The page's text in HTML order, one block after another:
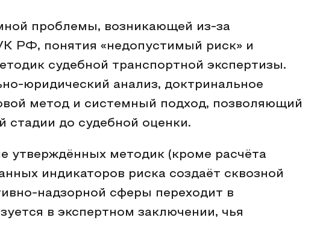
проблемы, возникающей из-за
РФ, понятия «недопустимый риск» и
судебной транспортной экспертизы.
юридический анализ, доктринальное
метод и системный подход, позволяющий
стадии до судебной оценки.
утверждённых методик (кроме расчёта
индикаторов риска создаёт сквозной
надзорной сферы переходит в
в экспертном заключении, чья